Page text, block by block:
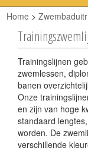
Home >
Trainingslijnen
zwemlessen,
banen
Onze
en zijn van hoge
standaard
worden. De
verschillende